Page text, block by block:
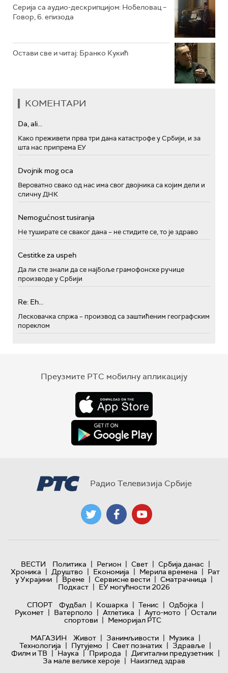
Серија са аудио-дескрипцијом: Нобеловац –
Говор, 6. епизода
Остави све и читај: Бранко Кукић
КОМЕНТАРИ
Da, ali...
Како преживети прва три дана катастрофе у Србији, и за
шта нас припрема ЕУ
Dvojnik mog oca
Вероватно свако од нас има свог двојника са којим дели и
сличну ДНК
Nemogućnost tusiranja
Не туширате се сваког дана – не стидите се, то је здраво
Cestitke za uspeh
Да ли сте знали да се најбоље грамофонске ручице
производе у Србији
Re: Eh...
Лесковачка спржа – производ са заштићеним географским
пореклом
Преузмите РТС мобилну апликацију
Радио Телевизија Србије
ВЕСТИ Политика | Регион | Свет | Србија данас |
Хроника | Друштво | Економија | Мерила времена | Рат
у Украјини | Време | Сервисне вести | Сматрачница |
Подкаст | ЕУ могућности 2026
СПОРТ
Фудбал | Кошарка | Тенис | Одбојка |
Рукомет | Ватерполо | Атлетика | Ауто-мото | Остали
спортови | Меморијал РТС
МАГАЗИН
Живот | Занимљивости | Музика |
Технологијa | Путујемо | Свет познатих | Здравље |
Филм и ТВ | Наука | Природа | Дигитални предузетник |
За мале велике хероје | Наизглед здрав